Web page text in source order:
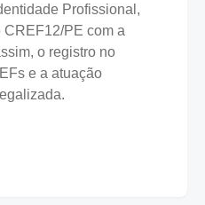
Profissional,
PE com a
o registro no
e a atuação